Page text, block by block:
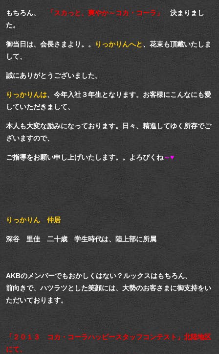
もちろん、 「スカっと、爽やか～コカ・コーラ」
決まりまし
た。
御当日は、会長さまより。。 りっかりんへと、花束も頂戴いたしま
して、
誠にありがとうございました。
りっかりんは、今年入社３年生となります。お客様にこんなにも愛
していただきまして、
本人も大変な励みになっております。日々、精進してゆく所存でご
ざいますので、
ご指導をお願い申し上げいたします。。よろぴくね～♥
りっかりん 仲居
深谷 里佳 二十歳 学生時代は、陸上部に所属
AKBのメンバーでもおかしくはない？ルックスはもちろん、
前向きで、ハツラツとした笑顔には、大勢のお客さまに御支持をい
ただいております。
「２０１３ コカ・コーラハッピースタッフコンテスト」北陸地区
にて、